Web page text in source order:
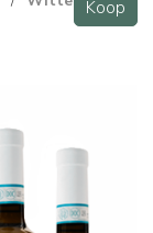
Koop